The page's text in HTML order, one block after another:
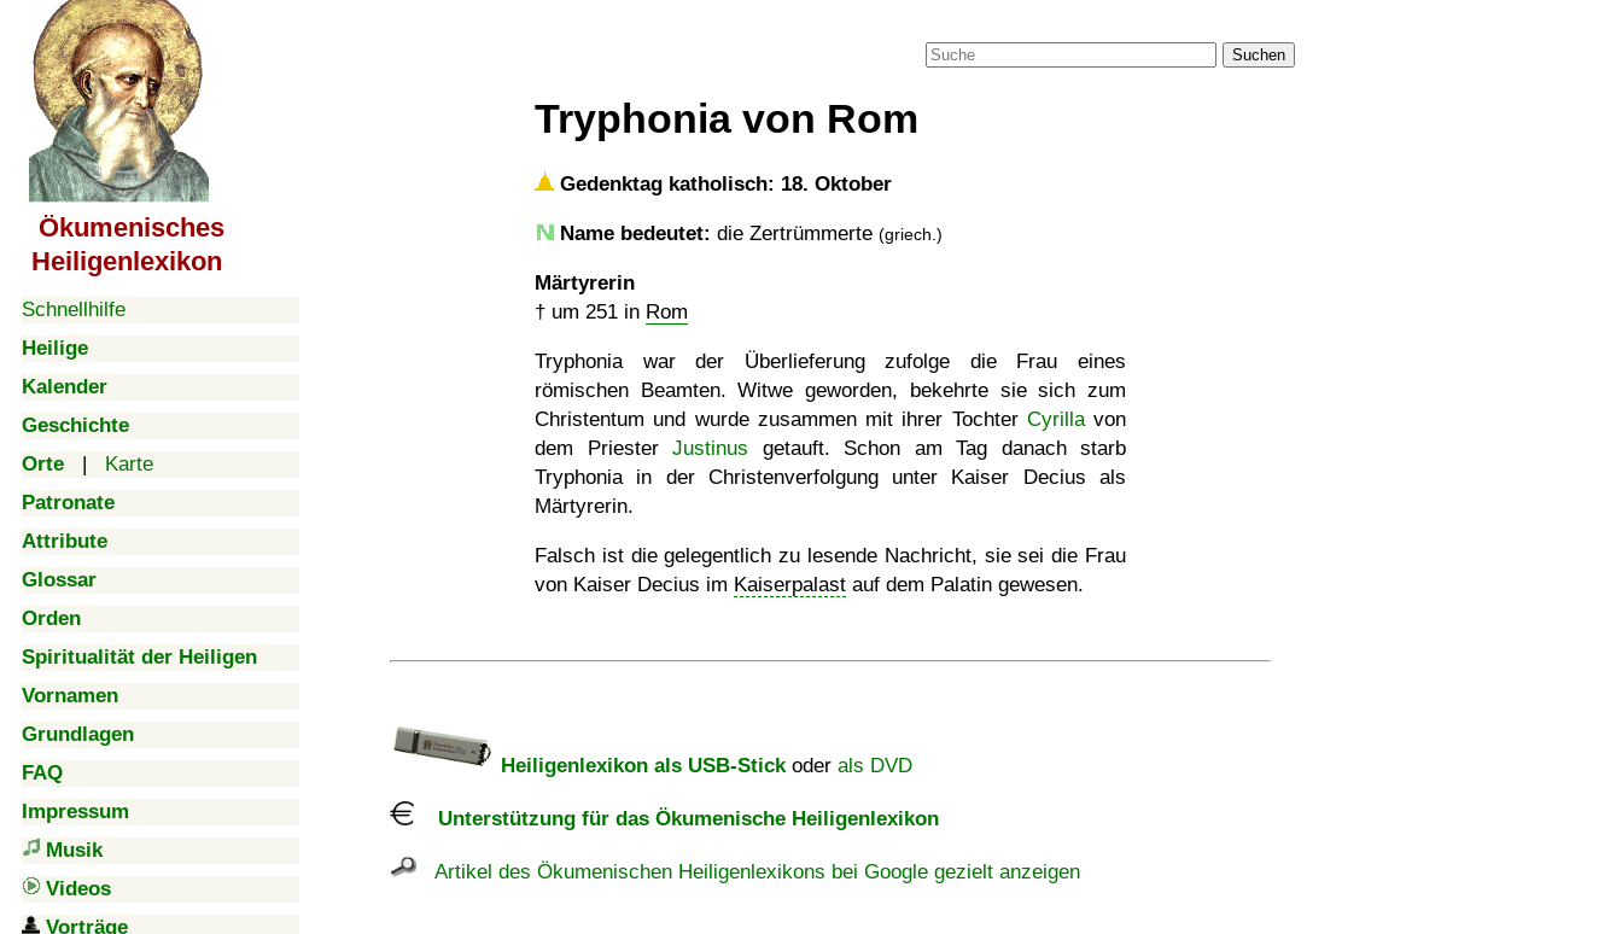
Ökumenisches
Heiligenlexikon
Schnellhilfe
Heilige
Kalender
Geschichte
Orte | Karte
Patronate
Attribute
Glossar
Orden
Spiritualität der Heiligen
Vornamen
Grundlagen
FAQ
Impressum
Musik
Videos
Vorträge
Suchen
Tryphonia von Rom
Gedenktag katholisch: 18. Oktober
Name bedeutet: die Zertrümmerte (griech.)
Märtyrerin
† um 251 in Rom
Tryphonia war der Überlieferung zufolge die Frau eines
römischen Beamten. Witwe geworden, bekehrte sie sich zum
Christentum und wurde zusammen mit ihrer Tochter Cyrillavon
dem Priester Justinus getauft. Schon am Tag danach starb
Tryphonia in der Christenverfolgung unter Kaiser Decius als
Märtyrerin.
Falsch ist die gelegentlich zu lesende Nachricht, sie sei die Frau
von Kaiser Decius im Kaiserpalast auf dem Palatin gewesen.
Heiligenlexikon als USB-Stickoder als DVD
Unterstützung für das Ökumenische Heiligenlexikon
Artikel des Ökumenischen Heiligenlexikons bei Google gezielt anzeigen